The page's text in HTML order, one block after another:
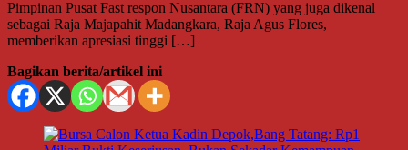
Pimpinan Pusat Fast respon Nusantara (FRN) yang juga dikenal
sebagai Raja Majapahit Madangkara, Raja Agus Flores,
memberikan apresiasi tinggi […]
Bagikan berita/artikel ini